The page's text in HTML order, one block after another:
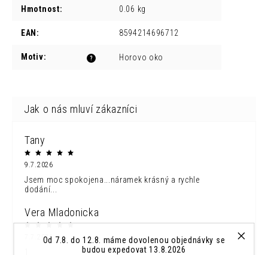
Od 7.8. do 12.8. máme dovolenou objednávky se
budou expedovat 13.8.2026
Hmotnost: 0.06 kg
EAN : 8594214696712
?
Motiv: Horovo oko
Tany
9.7.2026
Jsem moc spokojena...náramek krásný a rychle
dodání...
Vera Mladonicka
7.7.2026